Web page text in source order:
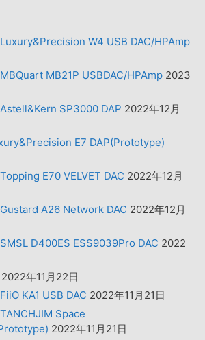
W4 USB DAC/HPAmp
MB21P USBDAC/HPAmp 2023
SP3000 DAP 2022年12月
E7 DAP(Prototype)
E70 VELVET DAC 2022年12月
A26 Network DAC 2022年12月
D400ES ESS9039Pro DAC 2022
2022年11月22日
KA1 USB DAC 2022年11月21日
Space
2022年11月21日